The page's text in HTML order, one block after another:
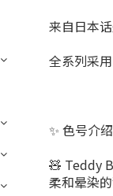
来自日本
全系列采
✨ 色号介绍
🧸 Teddy
柔和晕染